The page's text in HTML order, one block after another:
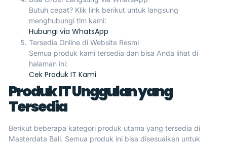
Butuh cepat? Klik link berikut untuk langsung
menghubungi tim kami:
Hubungi via WhatsApp
Tersedia Online di Website Resmi
Semua produk kami tersedia dan bisa Anda lihat di
halaman ini:
Cek Produk IT Kami
Produk IT Unggulan yang
Tersedia
Berikut beberapa kategori produk utama yang tersedia di
Masterdata Bali. Semua produk ini bisa disesuaikan untuk